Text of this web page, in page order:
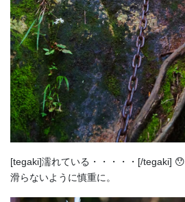
[tegaki]濡れている・・・・・[/tegaki] 😯
滑らないように慎重に。